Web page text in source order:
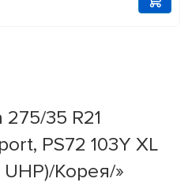
35 R21
PS72 103Y XL
Корея/»